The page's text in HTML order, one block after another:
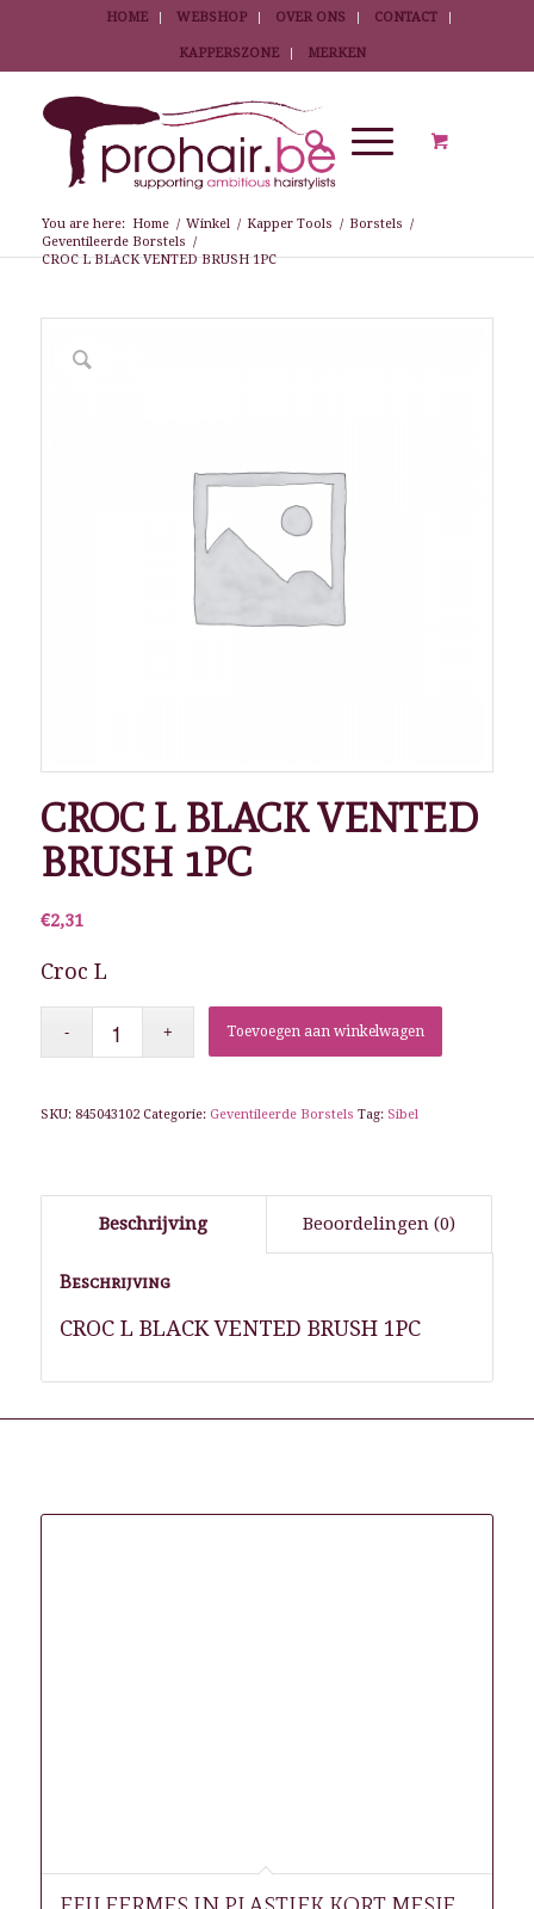
HOME WEBSHOP OVER ONS CONTACT
KAPPERSZONE MERKEN
You are here: Home / Winkel / Kapper Tools / Borstels /
Geventileerde Borstels /
CROC L BLACK VENTED BRUSH 1PC
CROC L BLACK VENTED
BRUSH 1PC
€2,31
Croc L
Toevoegen aan winkelwagen
SKU: 845043102 Categorie: Geventileerde Borstels Tag: Sibel
Beschrijving Beoordelingen (0)
Beschrijving
CROC L BLACK VENTED BRUSH 1PC